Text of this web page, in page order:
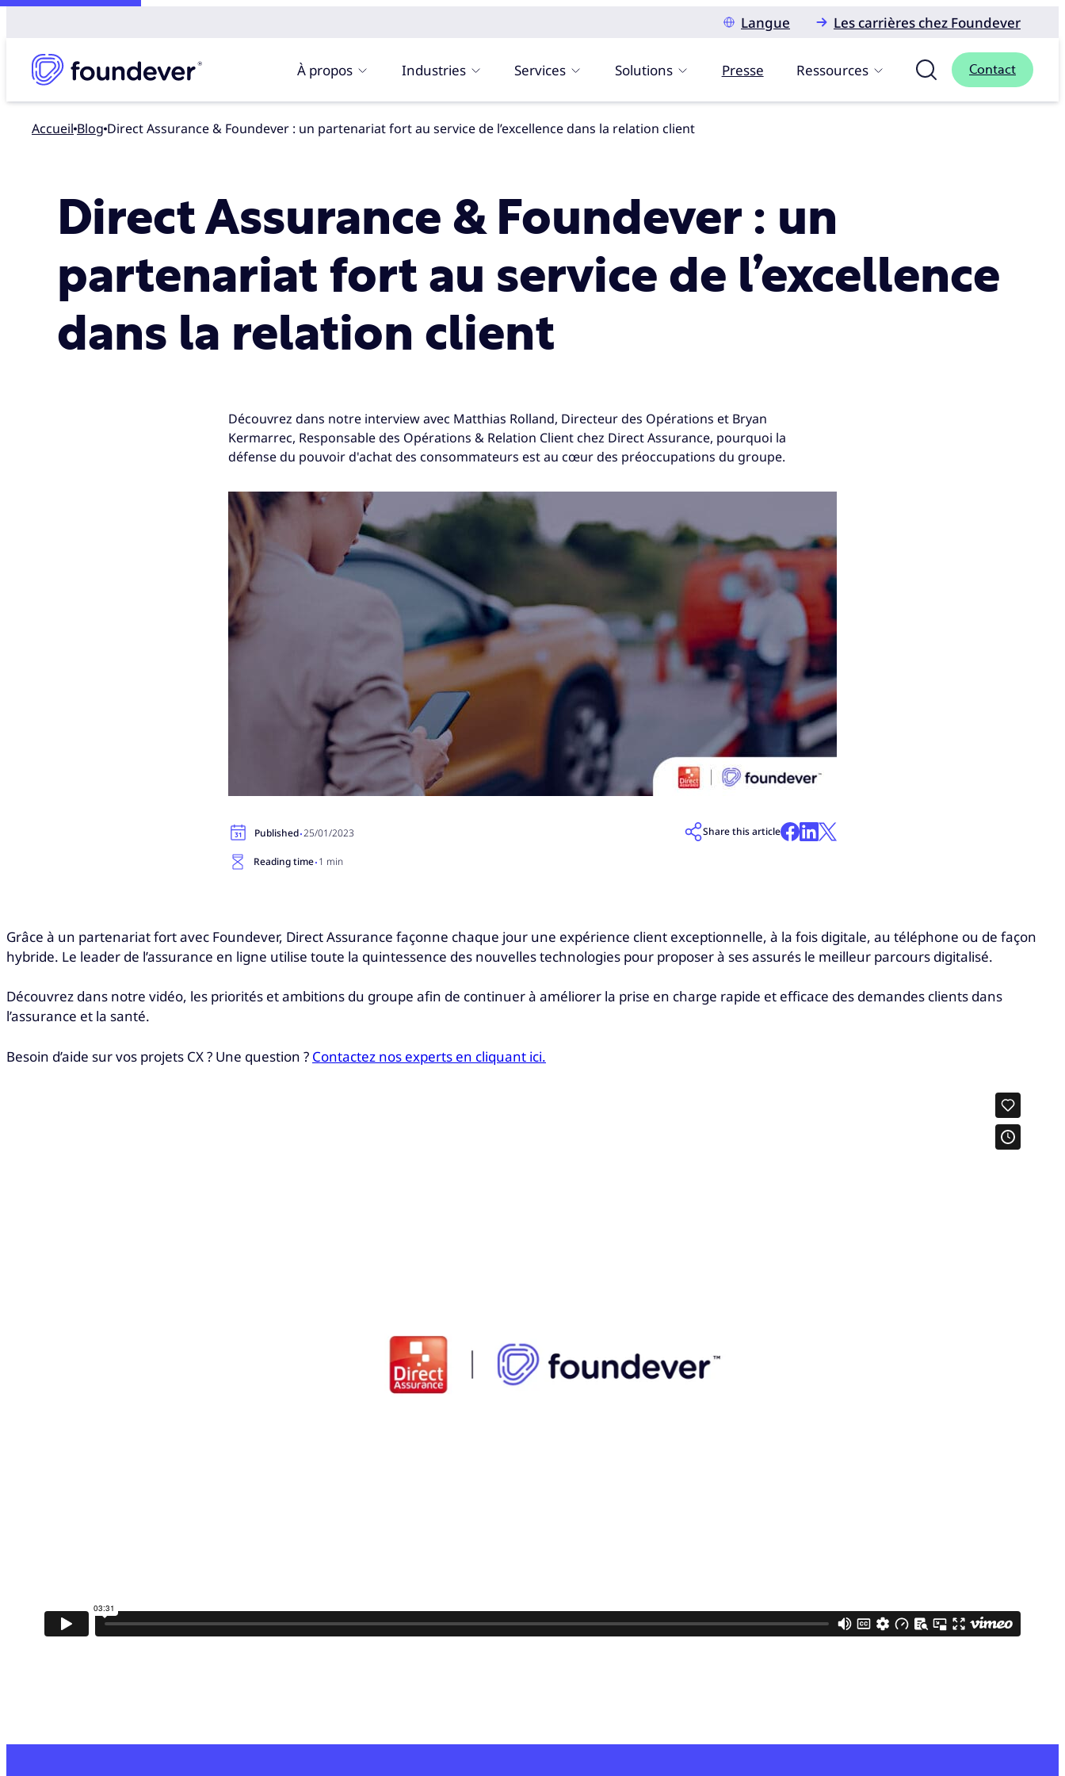
Langue
Les carrières chez Foundever
À propos Industries Services Solutions Presse Ressources Contact
Accueil blog Direct Assurance & Foundever : un partenariat fort au service de l’excellence dans la relation client
Direct Assurance & Foundever : un
partenariat fort au service de l’excellence
dans la relation client
Découvrez dans notre interview avec Matthias Rolland, Directeur des Opérations et Bryan
Kermarrec, Responsable des Opérations & Relation Client chez Direct Assurance, pourquoi la
défense du pouvoir d'achat des consommateurs est au cœur des préoccupations du groupe.
Published·25/01/2023
Reading time·1 min
Share this article
Grâce à un partenariat fort avec Foundever, Direct Assurance façonne chaque jour une expérience client exceptionnelle, à la fois digitale, au téléphone ou de façon
hybride. Le leader de l’assurance en ligne utilise toute la quintessence des nouvelles technologies pour proposer à ses assurés le meilleur parcours digitalisé.
Découvrez dans notre vidéo, les priorités et ambitions du groupe afin de continuer à améliorer la prise en charge rapide et efficace des demandes clients dans
l’assurance et la santé.
Besoin d’aide sur vos projets CX ? Une question ? Contactez nos experts en cliquant ici.